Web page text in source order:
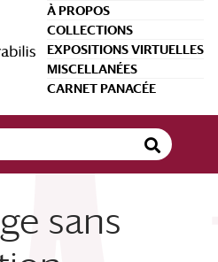
À PROPOS
COLLECTIONS
EXPOSITIONS VIRTUELLES
MISCELLANÉES
CARNET PANACÉE
sans